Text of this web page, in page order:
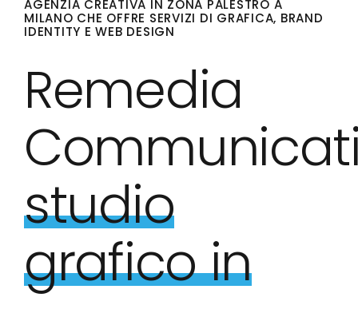
AGENZIA CREATIVA IN ZONA PALESTRO A
MILANO CHE OFFRE SERVIZI DI GRAFICA, BRAND
IDENTITY E WEB DESIGN
Remedia
studio
grafico in